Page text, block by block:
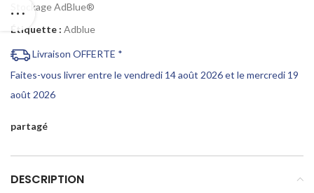
Stockage AdBlue®
Étiquette : Adblue
Livraison OFFERTE *
Faites-vous livrer entre le vendredi 14 août 2026 et le mercredi 19
août 2026
partagé
DESCRIPTION